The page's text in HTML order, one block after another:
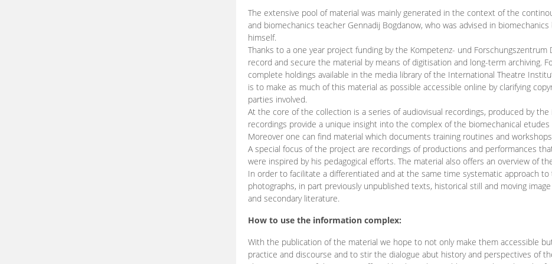
The extensive pool of material was mainly generated in the context of the
and biomechanics teacher Gennadij Bogdanow, who was advised in
himself.
Thanks to a one year project funding by the Kompetenz- und
record and secure the material by means of digitisation and long-term archiving.
complete holdings available in the media library of the International Theatre
is to make as much of this material as possible accessible online by clarifying
parties involved.
At the core of the collection is a series of audiovisual recordings, produced by
recordings provide a unique insight into the complex of the biomechanical
Moreover one can find material which documents training routines and
A special focus of the project are recordings of productions and performances
were inspired by his pedagogical efforts. The material also offers an overview of
In order to facilitate a differentiated and at the same time systematic approach
photographs, in part previously unpublished texts, historical still and moving
and secondary literature.
How to use the information complex:
With the publication of the material we hope to not only make them accessible
practice and discourse and to stir the dialogue abut history and perspectives of